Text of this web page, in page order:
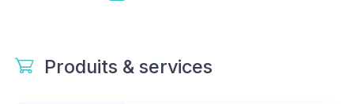
Produits & services